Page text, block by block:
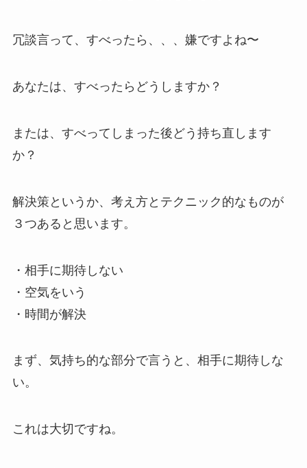
冗談言って、すべったら、、、嫌ですよね〜
あなたは、すべったらどうしますか？
または、すべってしまった後どう持ち直します
か？
解決策というか、考え方とテクニック的なものが
３つあると思います。
・相手に期待しない
・空気をいう
・時間が解決
まず、気持ち的な部分で言うと、相手に期待しな
い。
これは大切ですね。